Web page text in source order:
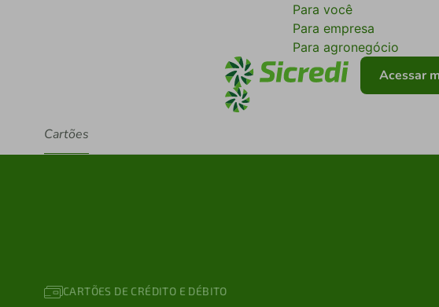
Para você
Para empresa
Para agronegócio
Acessar
Cartões
CARTÕES DE CRÉDITO E DÉBITO